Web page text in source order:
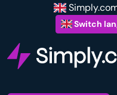
Switch